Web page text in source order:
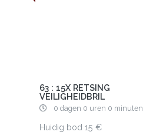
63 : 15X RETSING
VEILIGHEIDBRIL
0 dagen 0 uren 0 minuten
Huidig bod 15